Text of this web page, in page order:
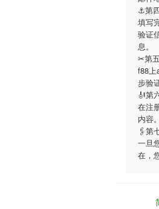
⚓️第
填写
验证
息。
✂第
f88上
步验
🎻第
在注
内容
🖇第
一旦
在，